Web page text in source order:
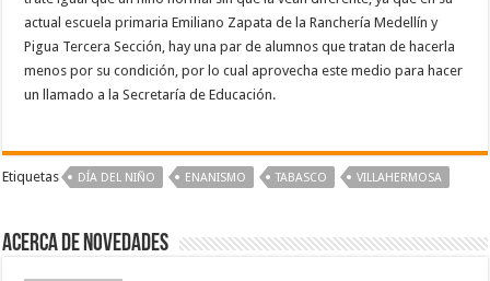
actual escuela primaria Emiliano Zapata de la Ranchería Medellín y
Pigua Tercera Sección, hay una par de alumnos que tratan de hacerla
menos por su condición, por lo cual aprovecha este medio para hacer
un llamado a la Secretaría de Educación.
Etiquetas DÍA DEL NIÑO ENANISMO TABASCO VILLAHERMOSA
Acerca de NOVEDADES